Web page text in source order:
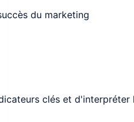
du marketing
clés et d'interpréter